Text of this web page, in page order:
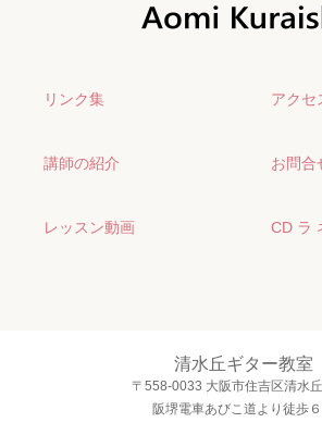
リンク集 アクセ
講師の紹介 お問合
レッスン動画 CD ラ
清水丘ギター教室
〒558-0033 大阪市住吉区清水
阪堺電車あびこ道より徒歩